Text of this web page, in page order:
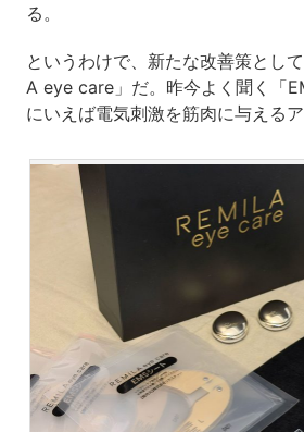
る。
というわけで、新たな改善策とし
A eye care」だ。昨今よく聞く「
にいえば電気刺激を筋肉に与えるア